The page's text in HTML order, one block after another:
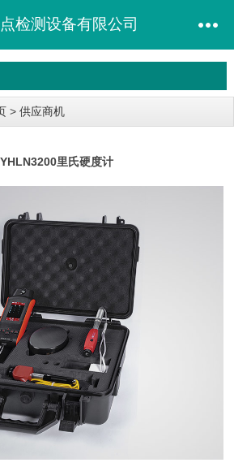
点检测设备有限公司
> 供应商机
里氏硬度计